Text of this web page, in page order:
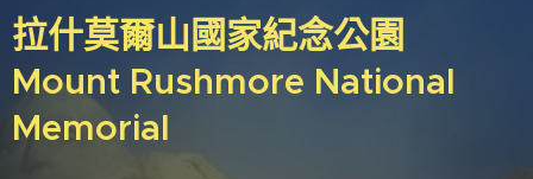
拉什莫爾山國家紀念公園
Mount Rushmore National
Memorial